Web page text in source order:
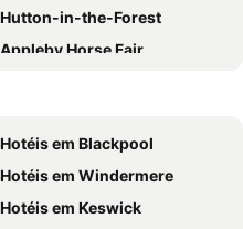
Hutton-in-the-Forest
Appleby Horse Fair
Lake District Summer Music
Around Buttermere
Hotéis em Blackpool
Hotéis em Windermere
Hotéis em Keswick